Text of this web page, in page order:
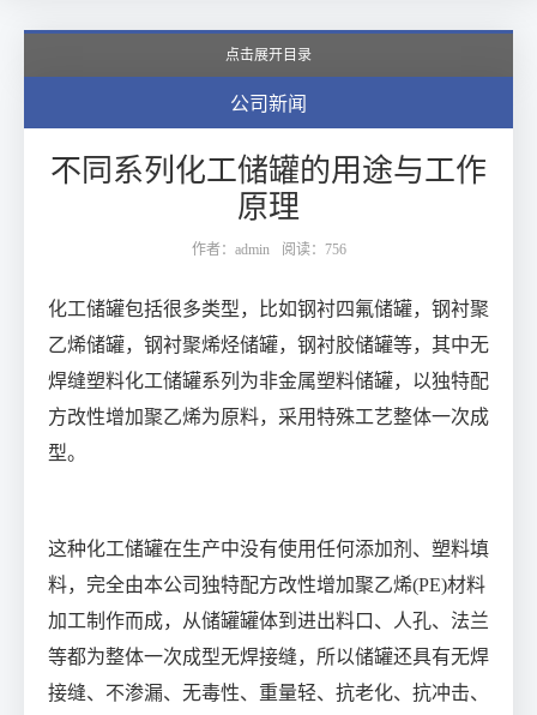
点击展开目录
公司新闻
不同系列化工储罐的用途与工作
原理
作者：admin 阅读：756
化工储罐包括很多类型，比如钢衬四氟储罐，钢衬聚
乙烯储罐，钢衬聚烯烃储罐，钢衬胶储罐等，其中无
焊缝塑料化工储罐系列为非金属塑料储罐，以独特配
方改性增加聚乙烯为原料，采用特殊工艺整体一次成
型。
这种化工储罐在生产中没有使用任何添加剂、塑料填
料，完全由本公司独特配方改性增加聚乙烯(PE)材料
加工制作而成，从储罐罐体到进出料口、人孔、法兰
等都为整体一次成型无焊接缝，所以储罐还具有无焊
接缝、不渗漏、无毒性、重量轻、抗老化、抗冲击、